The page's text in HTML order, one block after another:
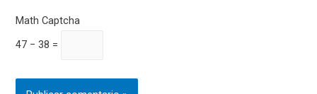
Math Captcha
47 − 38 =